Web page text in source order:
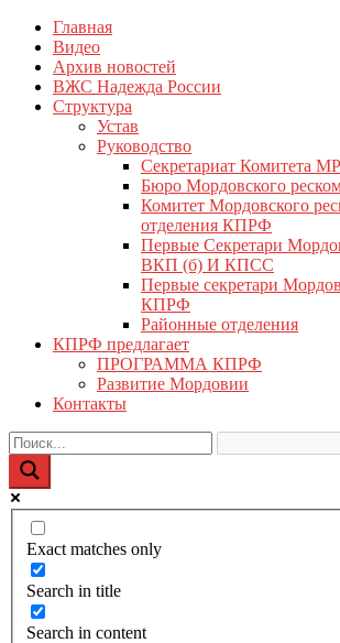
Перейти
содержимому
КПРФ Мордовия
Мордовское Региональное отделение КПРФ
Главная
Видео
Архив новостей
ВЖС Надежда России
Структура
Устав
Руководство
Секретариат Комитета
Бюро Мордовского
Комитет Мордовского
отделения КПРФ
Первые Секретари
ВКП (б) И КПСС
Первые секретари
КПРФ
Районные отделения
КПРФ предлагает
ПРОГРАММА КПРФ
Развитие Мордовии
Контакты
Exact matches only
Search in title
Search in content